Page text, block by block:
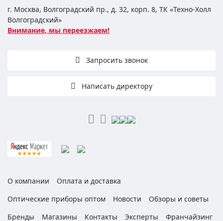
г. Москва, Волгоградский пр., д. 32, корп. 8, ТК «Техно-Холл
Волгоградский»
Внимание, мы переезжаем!
Запросить звонок
Написать директору
О компании
Оплата и доставка
Оптические приборы оптом
Новости
Обзоры и советы
Бренды
Магазины Контакты Эксперты Франчайзинг